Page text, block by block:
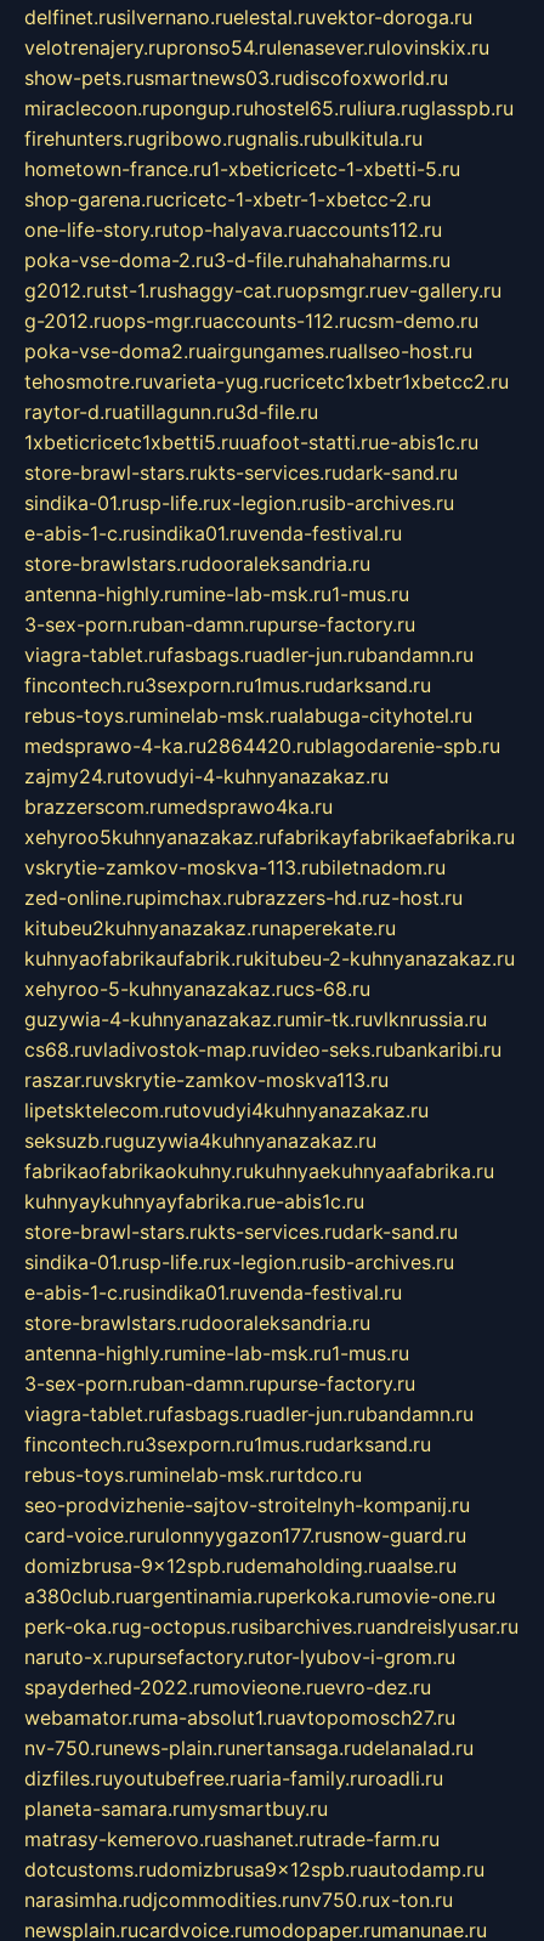
delfinet.rusilvernano.ruelestal.ruvektor-doroga.ru
velotrenajery.rupronso54.rulenasever.rulovinskix.ru
show-pets.rusmartnews03.rudiscofoxworld.ru
miraclecoon.rupongup.ruhostel65.ruliura.ruglasspb.ru
firehunters.rugribowo.rugnalis.rubulkitula.ru
hometown-france.ru1-xbeticricetc-1-xbetti-5.ru
shop-garena.rucricetc-1-xbetr-1-xbetcc-2.ru
one-life-story.rutop-halyava.ruaccounts112.ru
poka-vse-doma-2.ru3-d-file.ruhahahaharms.ru
g2012.rutst-1.rushaggy-cat.ruopsmgr.ruev-gallery.ru
g-2012.ruops-mgr.ruaccounts-112.rucsm-demo.ru
poka-vse-doma2.ruairgungames.ruallseo-host.ru
tehosmotre.ruvarieta-yug.rucricetc1xbetr1xbetcc2.ru
raytor-d.ruatillagunn.ru3d-file.ru
1xbeticricetc1xbetti5.ruuafoot-statti.rue-abis1c.ru
store-brawl-stars.rukts-services.rudark-sand.ru
sindika-01.rusp-life.rux-legion.rusib-archives.ru
e-abis-1-c.rusindika01.ruvenda-festival.ru
store-brawlstars.rudooraleksandria.ru
antenna-highly.rumine-lab-msk.ru1-mus.ru
3-sex-porn.ruban-damn.rupurse-factory.ru
viagra-tablet.rufasbags.ruadler-jun.rubandamn.ru
fincontech.ru3sexporn.ru1mus.rudarksand.ru
rebus-toys.ruminelab-msk.rualabuga-cityhotel.ru
medsprawo-4-ka.ru2864420.rublagodarenie-spb.ru
zajmy24.rutovudyi-4-kuhnyanazakaz.ru
brazzerscom.rumedsprawo4ka.ru
xehyroo5kuhnyanazakaz.rufabrikayfabrikaefabrika.ru
vskrytie-zamkov-moskva-113.rubiletnadom.ru
zed-online.rupimchax.rubrazzers-hd.ruz-host.ru
kitubeu2kuhnyanazakaz.runaperekate.ru
kuhnyaofabrikaufabrik.rukitubeu-2-kuhnyanazakaz.ru
xehyroo-5-kuhnyanazakaz.rucs-68.ru
guzywia-4-kuhnyanazakaz.rumir-tk.ruvlknrussia.ru
cs68.ruvladivostok-map.ruvideo-seks.rubankaribi.ru
raszar.ruvskrytie-zamkov-moskva113.ru
lipetsktelecom.rutovudyi4kuhnyanazakaz.ru
seksuzb.ruguzywia4kuhnyanazakaz.ru
fabrikaofabrikaokuhny.rukuhnyaekuhnyaafabrika.ru
kuhnyaykuhnyayfabrika.rue-abis1c.ru
store-brawl-stars.rukts-services.rudark-sand.ru
sindika-01.rusp-life.rux-legion.rusib-archives.ru
e-abis-1-c.rusindika01.ruvenda-festival.ru
store-brawlstars.rudooraleksandria.ru
antenna-highly.rumine-lab-msk.ru1-mus.ru
3-sex-porn.ruban-damn.rupurse-factory.ru
viagra-tablet.rufasbags.ruadler-jun.rubandamn.ru
fincontech.ru3sexporn.ru1mus.rudarksand.ru
rebus-toys.ruminelab-msk.rurtdco.ru
seo-prodvizhenie-sajtov-stroitelnyh-kompanij.ru
card-voice.rurulonnyygazon177.rusnow-guard.ru
domizbrusa-9x12spb.rudemaholding.ruaalse.ru
a380club.ruargentinamia.ruperkoka.rumovie-one.ru
perk-oka.rug-octopus.rusibarchives.ruandreislyusar.ru
naruto-x.rupursefactory.rutor-lyubov-i-grom.ru
spayderhed-2022.rumovieone.ruevro-dez.ru
webamator.ruma-absolut1.ruavtopomosch27.ru
nv-750.runews-plain.runertansaga.rudelanalad.ru
dizfiles.ruyoutubefree.ruaria-family.ruroadli.ru
planeta-samara.rumysmartbuy.ru
matrasy-kemerovo.ruashanet.rutrade-farm.ru
dotcustoms.rudomizbrusa9x12spb.ruautodamp.ru
narasimha.rudjcommodities.runv750.rux-ton.ru
newsplain.rucardvoice.rumodopaper.rumanunae.ru